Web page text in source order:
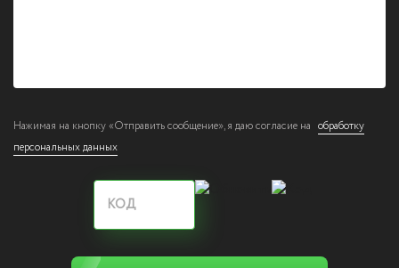
Нажимая на кнопку «Отправить сообщение», я даю согласие на обработку
персональных данных